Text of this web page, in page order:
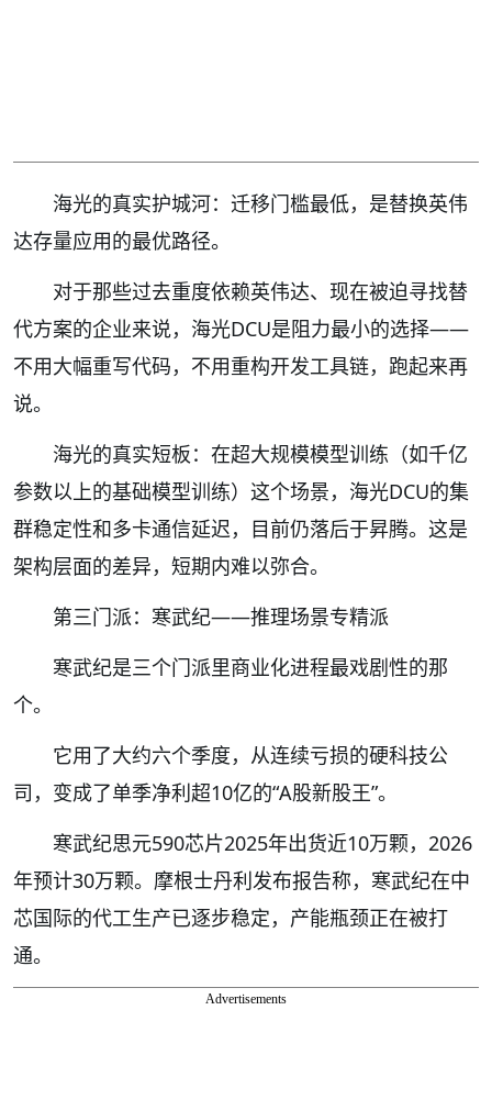
海光的真实护城河：迁移门槛最低，是替换英伟
达存量应用的最优路径。
对于那些过去重度依赖英伟达、现在被迫寻找替
代方案的企业来说，海光DCU是阻力最小的选择——
不用大幅重写代码，不用重构开发工具链，跑起来再
说。
海光的真实短板：在超大规模模型训练（如千亿
参数以上的基础模型训练）这个场景，海光DCU的集
群稳定性和多卡通信延迟，目前仍落后于昇腾。这是
架构层面的差异，短期内难以弥合。
第三门派：寒武纪——推理场景专精派
寒武纪是三个门派里商业化进程最戏剧性的那
个。
它用了大约六个季度，从连续亏损的硬科技公
司，变成了单季净利超10亿的“A股新股王”。
寒武纪思元590芯片2025年出货近10万颗，2026
年预计30万颗。摩根士丹利发布报告称，寒武纪在中
芯国际的代工生产已逐步稳定，产能瓶颈正在被打
通。
Advertisements